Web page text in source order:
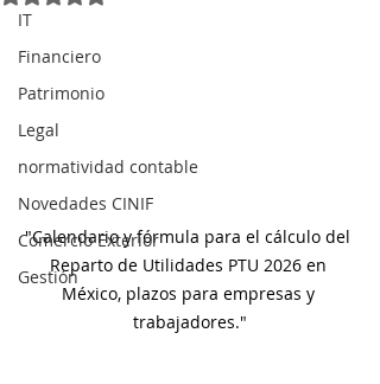
IT
Financiero
Patrimonio
Legal
normatividad contable
Novedades CINIF
Comercio Exterior
Gestión
"Calendario y fórmula para el cálculo del
Reparto de Utilidades PTU 2026 en
México, plazos para empresas y
trabajadores."